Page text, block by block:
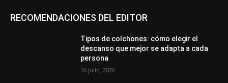
RECOMENDACIONES DEL EDITOR
Tipos de colchones: cómo elegir el
descanso que mejor se adapta a cada
persona
16 julio, 2026